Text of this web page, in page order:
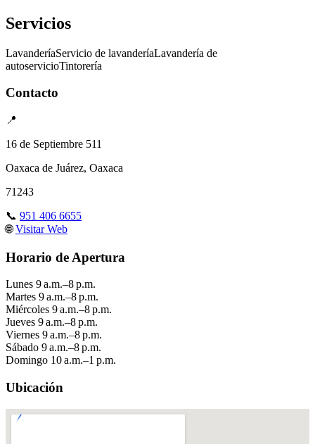
Servicios
LavanderíaServicio de lavanderíaLavandería de
autoservicioTintorería
Contacto
📍
16 de Septiembre 511
Oaxaca de Juárez, Oaxaca
71243
📞 951 406 6655
🌐 Visitar Web
Horario de Apertura
Lunes 9 a.m.–8 p.m.
Martes 9 a.m.–8 p.m.
Miércoles 9 a.m.–8 p.m.
Jueves 9 a.m.–8 p.m.
Viernes 9 a.m.–8 p.m.
Sábado 9 a.m.–8 p.m.
Domingo 10 a.m.–1 p.m.
Ubicación